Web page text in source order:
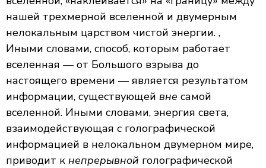
нашей трехмерной вселенной и двумерным
нелокальным царством чистой энергии. ,
Иными словами, способ, которым работает
вселенная — от Большого взрыва до
настоящего времени — является результатом
информации, существующей вне самой
вселенной. Иными словами, энергия света,
взаимодействующая с голографической
информацией в нелокальном двумерном мире,
приводит к непрерывной голографической